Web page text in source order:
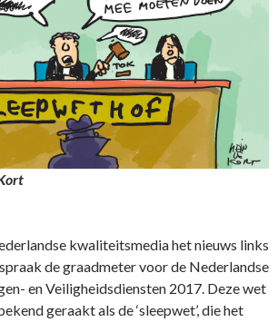
kwaliteitsmedia het nieuws links
de graadmeter voor de Nederlandse
en Veiligheidsdiensten 2017. Deze wet
geraakt als de ‘sleepwet’, die het